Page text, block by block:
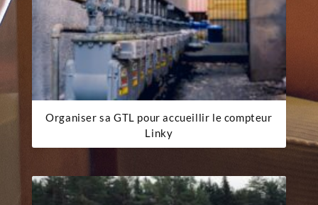
Organiser sa GTL pour accueillir le compteur
Linky